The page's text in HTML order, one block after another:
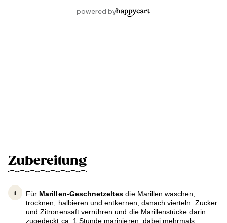
Zubereitung
Für Marillen-Geschnetzeltes die Marillen waschen,
trocknen, halbieren und entkernen, danach vierteln. Zucker
und Zitronensaft verrühren und die Marillenstücke darin
zugedeckt ca. 1 Stunde marinieren, dabei mehrmals